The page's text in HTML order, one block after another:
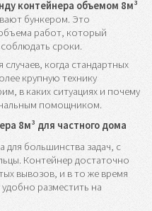
контейнера объемом 8м³
бункером. Это
работ, который
сроки.
когда стандартных
крупную технику
в каких ситуациях и почему
помощником.
8м³ для частного дома
большинства задач, с
Контейнер достаточно
вывозов, и в то же время
разместить на